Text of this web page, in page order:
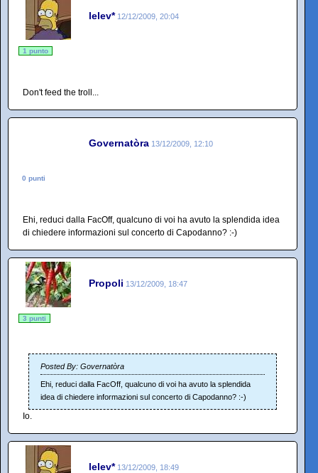
lelev* 12/12/2009, 20:04
1 punto
Don't feed the troll...
Governatòra 13/12/2009, 12:10
0 punti
Ehi, reduci dalla FacOff, qualcuno di voi ha avuto la splendida idea
di chiedere informazioni sul concerto di Capodanno? :-)
Propoli 13/12/2009, 18:47
3 punti
Posted By: Governatòra
Ehi, reduci dalla FacOff, qualcuno di voi ha avuto la splendida
idea di chiedere informazioni sul concerto di Capodanno? :-)
Io.
lelev* 13/12/2009, 18:49